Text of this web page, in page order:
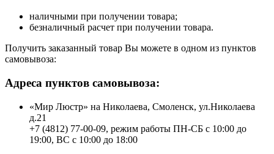
наличными при получении товара;
безналичный расчет при получении товара.
Получить заказанный товар Вы можете в одном из пунктов
самовывоза:
Адреса пунктов самовывоза:
«Мир Люстр» на Николаева, Смоленск, ул.Николаева
д.21
+7 (4812) 77-00-09, режим работы ПН-СБ с 10:00 до
19:00, ВС с 10:00 до 18:00